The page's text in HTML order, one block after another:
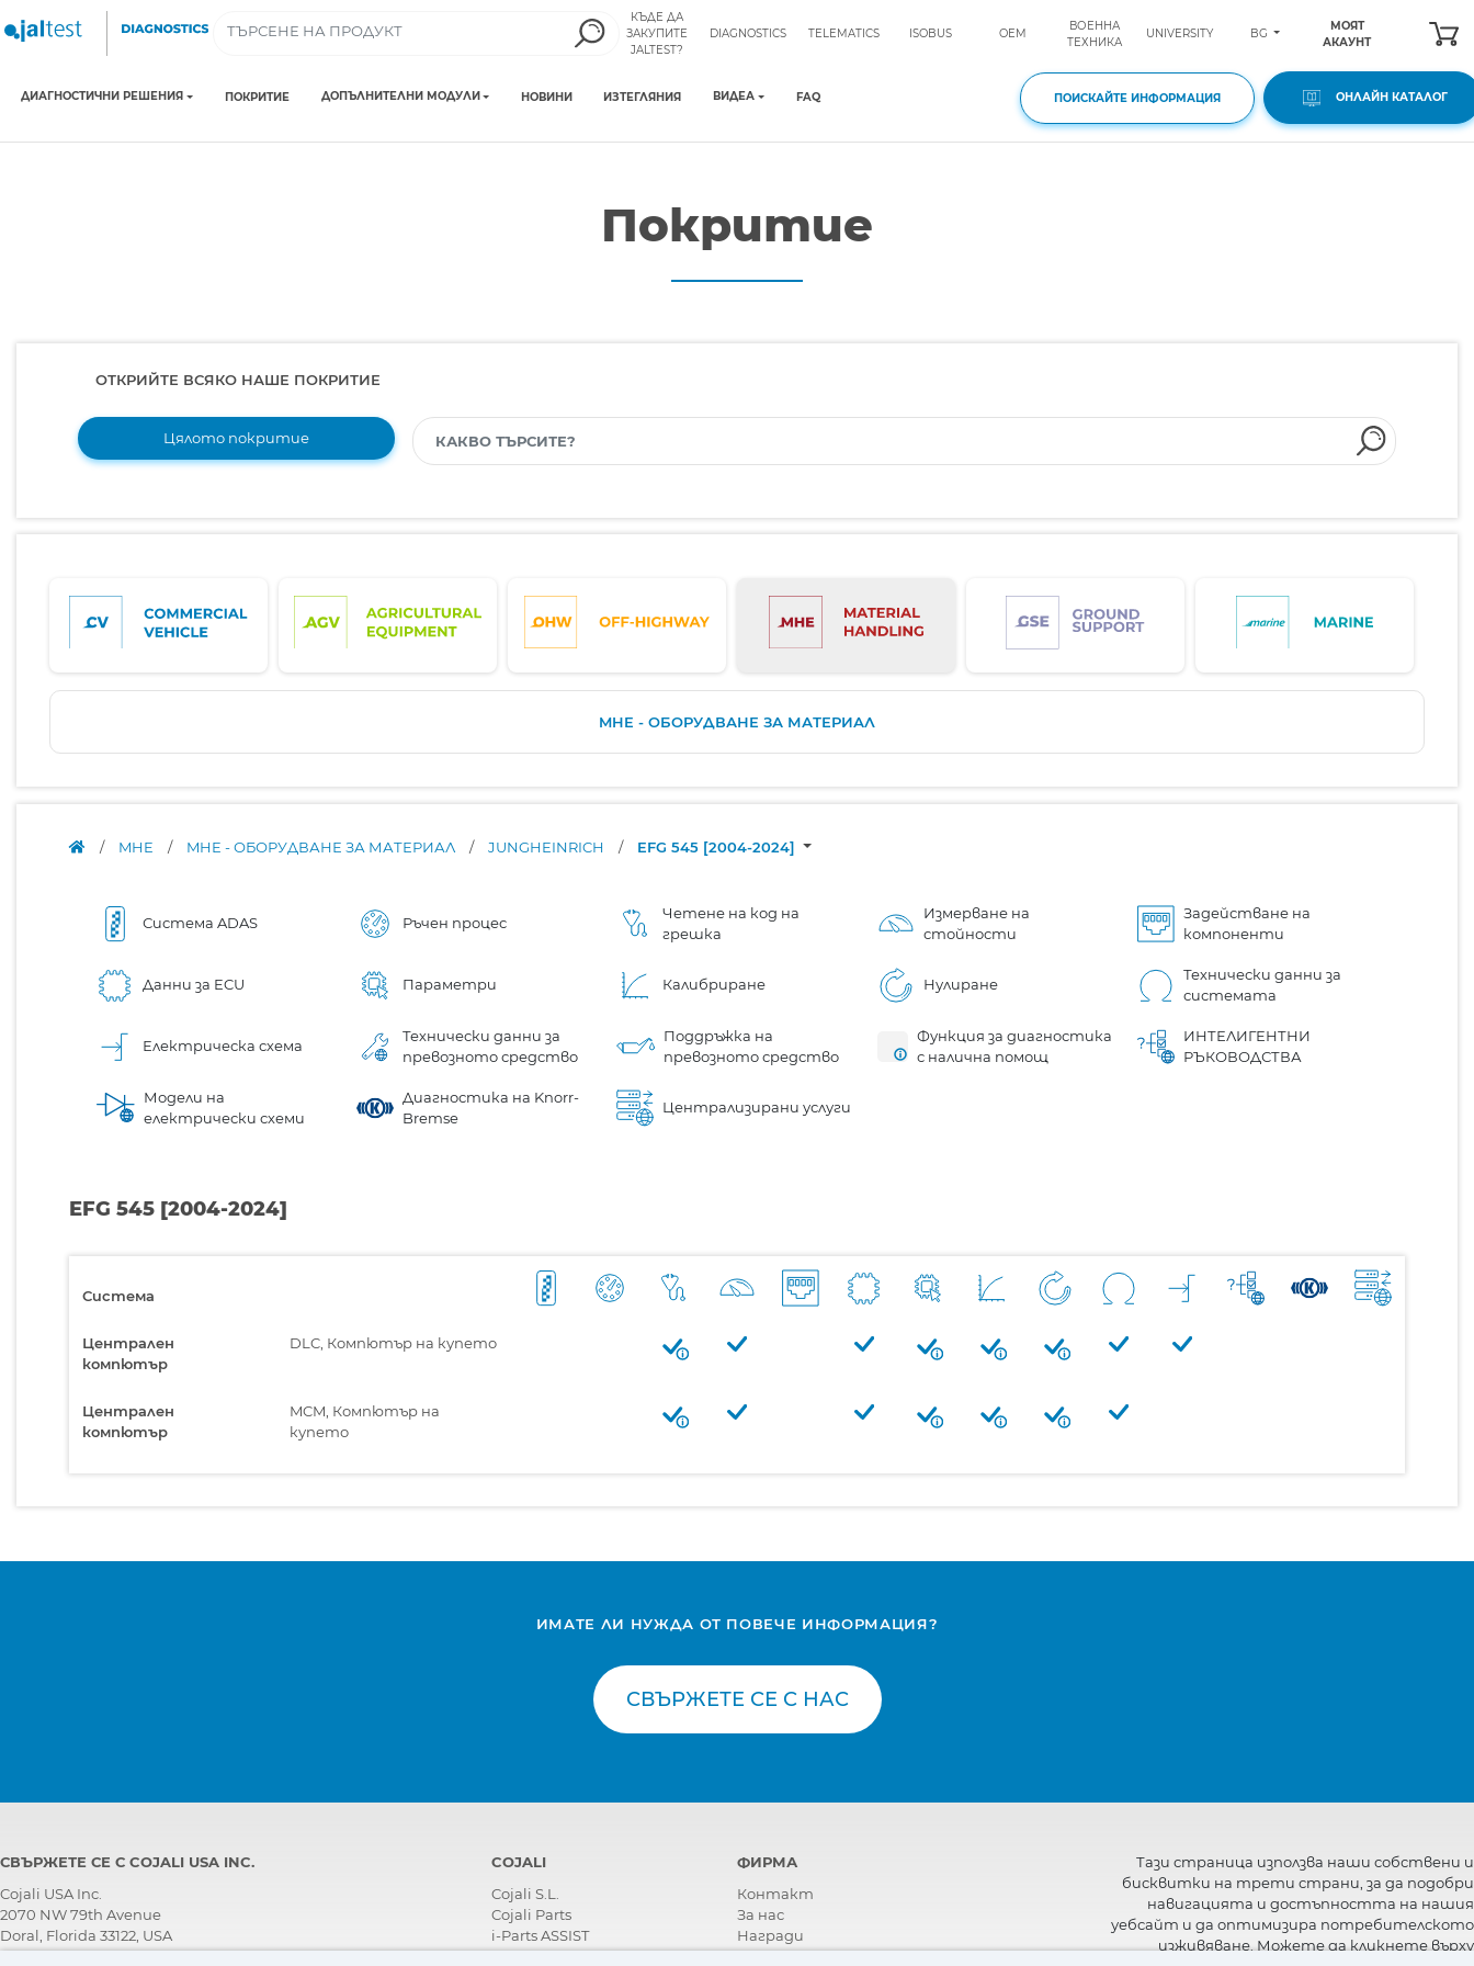
КЪДЕ ДА
ЗАКУПИТЕ
JALTEST?
DIAGNOSTICS TELEMATICS ISOBUS OEM
ВОЕННА
ТЕХНИКА
UNIVERSITY BG
МОЯТ
АКАУНТ
ДИАГНОСТИЧНИ РЕШЕНИЯ ПОКРИТИЕ ДОПЪЛНИТЕЛНИ МОДУЛИ НОВИНИ ИЗТЕГЛЯНИЯ ВИДЕА FAQ ПОИСКАЙТЕ ИНФОРМАЦИЯ ОНЛАЙН КАТАЛОГ
Покритие
ОТКРИЙТЕ ВСЯКО НАШЕ ПОКРИТИЕ
Цялото покритие
MHE - ОБОРУДВАНЕ ЗА МАТЕРИАЛ
/ MHE / MHE - ОБОРУДВАНЕ ЗА МАТЕРИАЛ / JUNGHEINRICH / EFG 545 [2004-2024]
Система ADAS Ръчен процес
Четене на код на
грешка
Измерване на
стойности
Задействане на
компоненти
Данни за ECU Параметри Калибриране Нулиране
Технически данни за
системата
Електрическа схема
Технически данни за
превозното средство
Поддръжка на
превозното средство
Функция за диагностика
с налична помощ
ИНТЕЛИГЕНТНИ
РЪКОВОДСТВА
Модели на
електрически схеми
Диагностика на Knorr-
Bremse
Централизирани услуги
EFG 545 [2004-2024]
Система
Централен
компютър
DLC, Компютър на купето
Централен
компютър
MCM, Компютър на
купето
ИМАТЕ ЛИ НУЖДА ОТ ПОВЕЧЕ ИНФОРМАЦИЯ?
СВЪРЖЕТЕ СЕ С НАС
СВЪРЖЕТЕ СЕ С COJALI USA INC.
Cojali USA Inc.
2070 NW 79th Avenue
Doral, Florida 33122, USA
COJALI
Cojali S.L.
Cojali Parts
i-Parts ASSIST
ФИРМА
Контакт
За нас
Награди
Сертификати
Тази страница използва наши собствени и
бисквитки на трети страни, за да подобри
навигацията и достъпността на нашия
уебсайт и да оптимизира потребителското
изживяване. Можете да кликнете върху